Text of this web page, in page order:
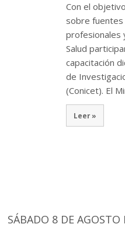
Con el
sobre fuentes
profesionales
Salud
capacitación
de
(Conicet). El
Leer »
SÁBADO 8 DE AGOSTO